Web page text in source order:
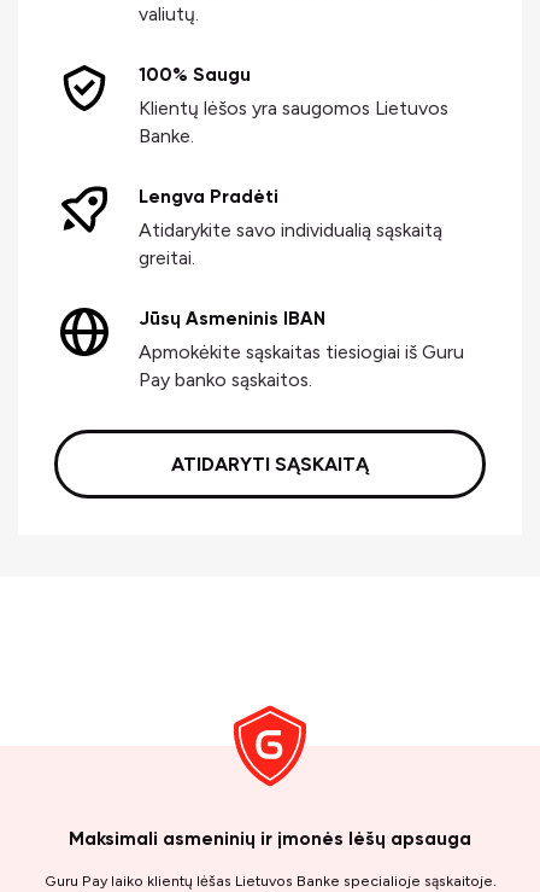
valiutų.
100% Saugu
Klientų lėšos yra saugomos Lietuvos
Banke.
Lengva Pradėti
Atidarykite savo individualią sąskaitą
greitai.
Jūsų Asmeninis IBAN
Apmokėkite sąskaitas tiesiogiai iš Guru
Pay banko sąskaitos.
ATIDARYTI SĄSKAITĄ
Maksimali asmeninių ir įmonės lėšų apsauga
Guru Pay laiko klientų lėšas Lietuvos Banke specialioje sąskaitoje.